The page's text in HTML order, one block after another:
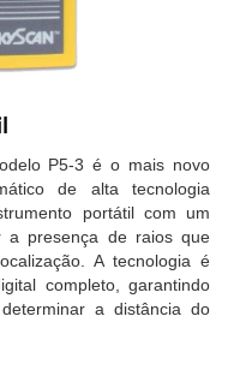
P5-3 é o mais novo
de alta tecnologia
portátil com um
a presença de raios que
A tecnologia é
completo, garantindo
a distância do